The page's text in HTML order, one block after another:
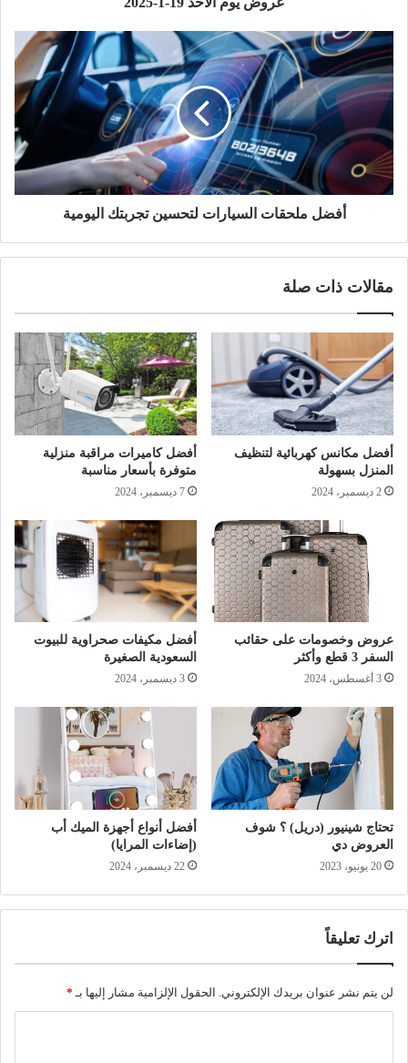
أفضل ملحقات السيارات لتحسين تجربتك اليومية
مقالات ذات صلة
أفضل مكانس كهربائية لتنظيف
المنزل بسهولة
2 ديسمبر، 2024
أفضل كاميرات مراقبة منزلية
متوفرة بأسعار مناسبة
7 ديسمبر، 2024
عروض وخصومات على حقائب
السفر 3 قطع وأكثر
3 أغسطس، 2024
أفضل مكيفات صحراوية للبيوت
السعودية الصغيرة
3 ديسمبر، 2024
تحتاج شينيور (دريل) ؟ شوف
العروض دي
20 يونيو، 2023
أفضل أنواع أجهزة الميك أب
(إضاءات المرايا)
22 ديسمبر، 2024
اترك تعليقاً
لن يتم نشر عنوان بريدك الإلكتروني. الحقول الإلزامية مشار إليها بـ *